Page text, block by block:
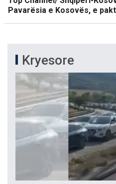
Pavarësia e Kosovës, e
Kryesore